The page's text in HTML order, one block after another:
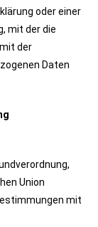
oder einer
mit der die
der
Daten
Union
mit